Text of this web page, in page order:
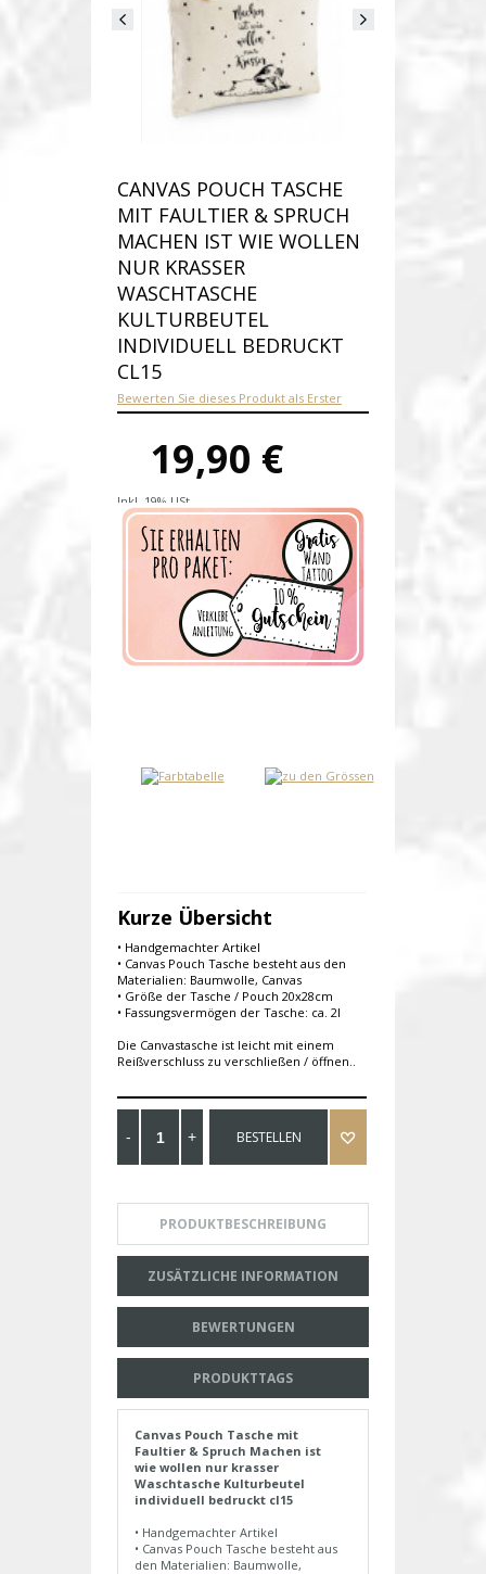
CANVAS POUCH TASCHE
MIT FAULTIER & SPRUCH
MACHEN IST WIE WOLLEN
NUR KRASSER
WASCHTASCHE
KULTURBEUTEL
INDIVIDUELL BEDRUCKT
CL15
Bewerten Sie dieses Produkt als Erster
19,90 €
Inkl. 19% USt.
Versandkosten
Produktnummer:cl15-E
Verfügbarkeit:Auf Lager
Lieferzeit: 1-2 Werktage
Kurze Übersicht
• Handgemachter Artikel
• Canvas Pouch Tasche besteht aus den
Materialien: Baumwolle, Canvas
• Größe der Tasche / Pouch 20x28cm
• Fassungsvermögen der Tasche: ca. 2l
Die Canvastasche ist leicht mit einem
Reißverschluss zu verschließen / öffnen..
BESTELLEN
PRODUKTBESCHREIBUNG
ZUSÄTZLICHE INFORMATION
BEWERTUNGEN
PRODUKTTAGS
Canvas Pouch Tasche mit
Faultier & Spruch Machen ist
wie wollen nur krasser
Waschtasche Kulturbeutel
individuell bedruckt cl15
• Handgemachter Artikel
• Canvas Pouch Tasche besteht aus
den Materialien: Baumwolle,